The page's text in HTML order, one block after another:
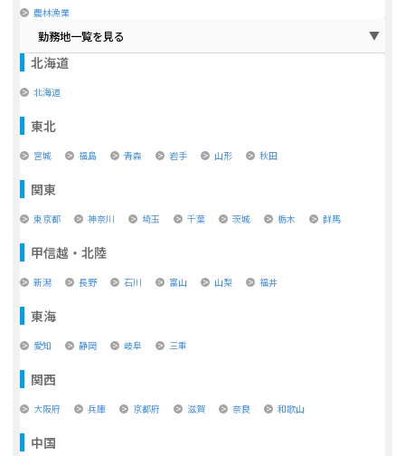
農林漁業
勤務地一覧を見る
北海道
北海道
東北
宮城 福島 青森 岩手 山形 秋田
関東
東京都 神奈川 埼玉 千葉 茨城 栃木 群馬
甲信越・北陸
新潟 長野 石川 富山 山梨 福井
東海
愛知 静岡 岐阜 三重
関西
大阪府 兵庫 京都府 滋賀 奈良 和歌山
中国